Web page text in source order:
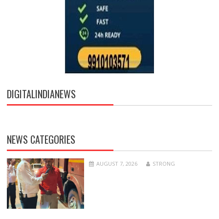
DIGITALINDIANEWS
NEWS CATEGORIES
AUGUST 7, 2026 STRONG